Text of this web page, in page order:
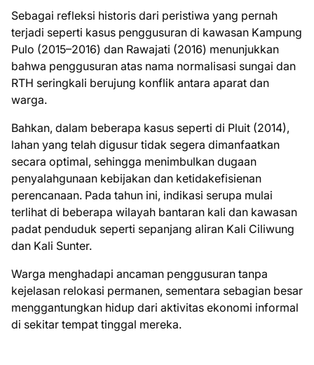
Sebagai refleksi historis dari peristiwa yang pernah
terjadi seperti kasus penggusuran di kawasan Kampung
Pulo (2015–2016) dan Rawajati (2016) menunjukkan
bahwa penggusuran atas nama normalisasi sungai dan
RTH seringkali berujung konflik antara aparat dan
warga.
Bahkan, dalam beberapa kasus seperti di Pluit (2014),
lahan yang telah digusur tidak segera dimanfaatkan
secara optimal, sehingga menimbulkan dugaan
penyalahgunaan kebijakan dan ketidakefisienan
perencanaan. Pada tahun ini, indikasi serupa mulai
terlihat di beberapa wilayah bantaran kali dan kawasan
padat penduduk seperti sepanjang aliran Kali Ciliwung
dan Kali Sunter.
Warga menghadapi ancaman penggusuran tanpa
kejelasan relokasi permanen, sementara sebagian besar
menggantungkan hidup dari aktivitas ekonomi informal
di sekitar tempat tinggal mereka.